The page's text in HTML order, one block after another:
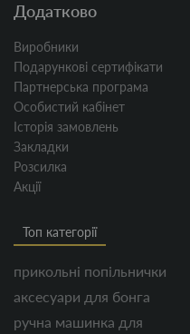
Додатково
Виробники
Подарункові сертифікати
Партнерська програма
Особистий кабінет
Історія замовлень
Закладки
Розсилка
Акції
Топ категорії
прикольні попільнички
аксесуари для бонга
ручна машинка для